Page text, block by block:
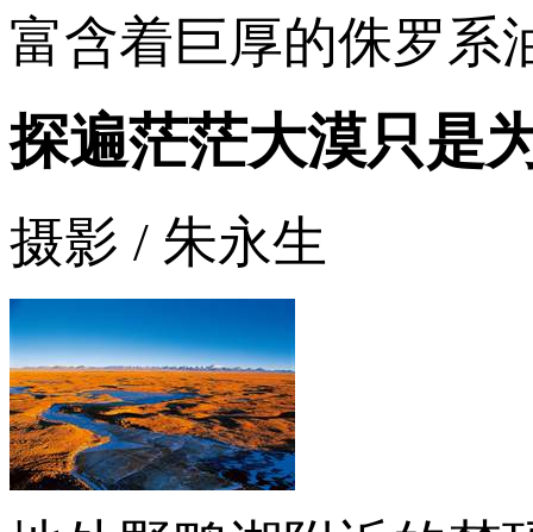
富含着巨厚的侏罗系
探遍茫茫大漠只是
摄影 / 朱永生